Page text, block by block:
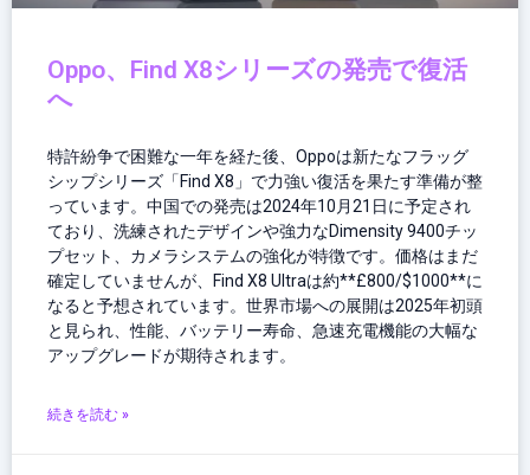
Oppo、Find X8シリーズの発売で復活
へ
特許紛争で困難な一年を経た後、Oppoは新たなフラッグ
シップシリーズ「Find X8」で力強い復活を果たす準備が整
っています。中国での発売は2024年10月21日に予定され
ており、洗練されたデザインや強力なDimensity 9400チッ
プセット、カメラシステムの強化が特徴です。価格はまだ
確定していませんが、Find X8 Ultraは約**£800/$1000**に
なると予想されています。世界市場への展開は2025年初頭
と見られ、性能、バッテリー寿命、急速充電機能の大幅な
アップグレードが期待されます。
続きを読む »